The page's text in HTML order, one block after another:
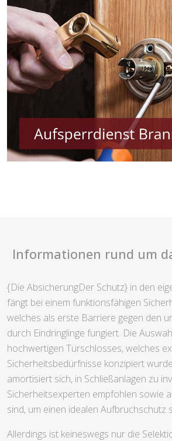
Informationen rund um
{Die AbsicherungDer Schutz} in den
fängt bei einem funktionsfähigen
welches als erste Barriere gegen den
durch Eindringlinge fungiert. Die
hochwertigen Türschlosses, welches
Sicherheitsbedürfnisse konzipiert
amortisiert sich, in Schließanlagen zu
Sicherheitsexperten empfohlen sowie
sind, um einen idealen Aufbruchschutz
Allerdings ist keineswegs nur die